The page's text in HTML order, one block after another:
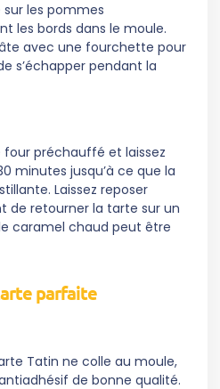
les pommes
les bords dans le moule.
avec une fourchette pour
s’échapper pendant la
four préchauffé et laissez
minutes jusqu’à ce que la
Laissez reposer
de retourner la tarte sur un
caramel chaud peut être
parfaite
Tatin ne colle au moule,
de bonne qualité.